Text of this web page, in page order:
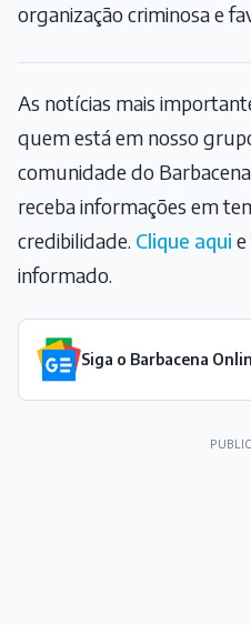
organização criminosa e
As notícias mais
quem está em nosso
comunidade do
receba informações em
credibilidade. Clique aqui
informado.
Siga o Barbacena